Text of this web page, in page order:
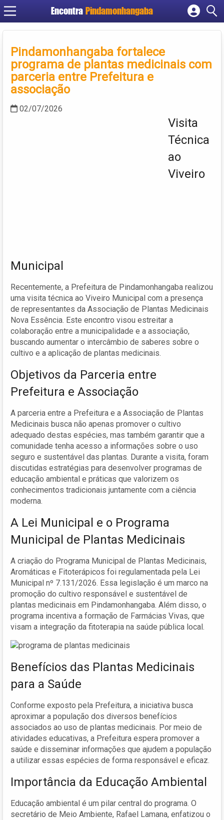
Encontra Pindamonhangaba
Cadastrar empresa
Criar conta
Pindamonhangaba fortalece
programa de plantas medicinais com
parceria entre Prefeitura e
associação
02/07/2026
Visita
Técnica
ao
Viveiro
Municipal
Recentemente, a Prefeitura de Pindamonhangaba realizou
uma visita técnica ao Viveiro Municipal com a presença
de representantes da Associação de Plantas Medicinais
Nova Essência. Este encontro visou estreitar a
colaboração entre a municipalidade e a associação,
buscando aumentar o intercâmbio de saberes sobre o
cultivo e a aplicação de plantas medicinais.
Objetivos da Parceria entre
Prefeitura e Associação
A parceria entre a Prefeitura e a Associação de Plantas
Medicinais busca não apenas promover o cultivo
adequado destas espécies, mas também garantir que a
comunidade tenha acesso a informações sobre o uso
seguro e sustentável das plantas. Durante a visita, foram
discutidas estratégias para desenvolver programas de
educação ambiental e práticas que valorizem os
conhecimentos tradicionais juntamente com a ciência
moderna.
A Lei Municipal e o Programa
Municipal de Plantas Medicinais
A criação do Programa Municipal de Plantas Medicinais,
Aromáticas e Fitoterápicos foi regulamentada pela Lei
Municipal nº 7.131/2026. Essa legislação é um marco na
promoção do cultivo responsável e sustentável de
plantas medicinais em Pindamonhangaba. Além disso, o
programa incentiva a formação de Farmácias Vivas, que
visam a integração da fitoterapia na saúde pública local.
Benefícios das Plantas Medicinais
para a Saúde
Conforme exposto pela Prefeitura, a iniciativa busca
aproximar a população dos diversos benefícios
associados ao uso de plantas medicinais. Por meio de
atividades educativas, a Prefeitura espera promover a
saúde e disseminar informações que ajudem a população
a utilizar essas espécies de forma responsável e eficaz.
Importância da Educação Ambiental
Educação ambiental é um pilar central do programa. O
secretário de Meio Ambiente, Rafael Lamana, enfatizou o